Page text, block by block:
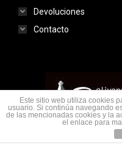
Devoluciones
Contacto
Este sitio web utiliza cookies
usuario. Si continúa navegando
de las mencionadas cookies y la
el enlace para